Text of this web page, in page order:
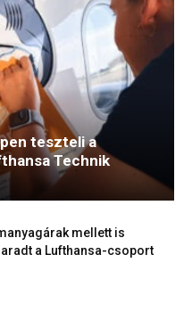
teszteli a
Technik
mellett is
a Lufthansa-csoport